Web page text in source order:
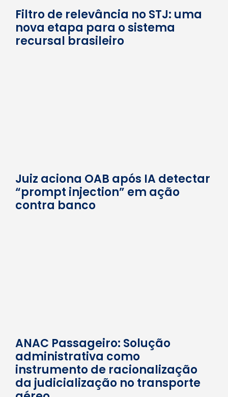
Filtro de relevância no STJ: uma
nova etapa para o sistema
recursal brasileiro
Juiz aciona OAB após IA detectar
“prompt injection” em ação
contra banco
ANAC Passageiro: Solução
administrativa como
instrumento de racionalização
da judicialização no transporte